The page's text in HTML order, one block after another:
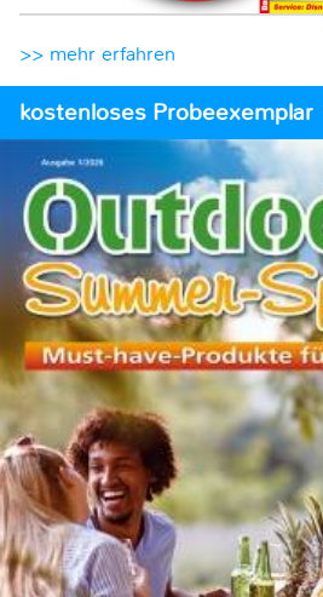
>> mehr erfahren
kostenloses Probeexemplar